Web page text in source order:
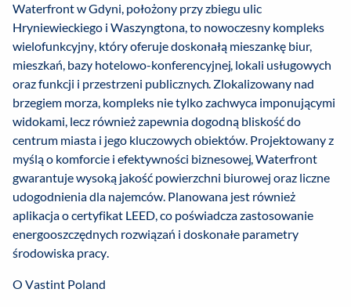
Waterfront w Gdyni, położony przy zbiegu ulic
Hryniewieckiego i Waszyngtona, to nowoczesny kompleks
wielofunkcyjny, który oferuje doskonałą mieszankę biur,
mieszkań, bazy hotelowo-konferencyjnej, lokali usługowych
oraz funkcji i przestrzeni publicznych. Zlokalizowany nad
brzegiem morza, kompleks nie tylko zachwyca imponującymi
widokami, lecz również zapewnia dogodną bliskość do
centrum miasta i jego kluczowych obiektów. Projektowany z
myślą o komforcie i efektywności biznesowej, Waterfront
gwarantuje wysoką jakość powierzchni biurowej oraz liczne
udogodnienia dla najemców. Planowana jest również
aplikacja o certyfikat LEED, co poświadcza zastosowanie
energooszczędnych rozwiązań i doskonałe parametry
środowiska pracy.
O Vastint Poland